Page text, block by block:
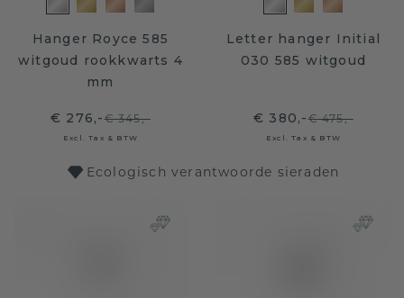
Hanger Royce 585
witgoud rookkwarts 4
mm
€ 276,-€ 345,-
Excl. Tax & BTW
Letter hanger Initial
030 585 witgoud
€ 380,-€ 475,-
Excl. Tax & BTW
Ecologisch verantwoorde sieraden